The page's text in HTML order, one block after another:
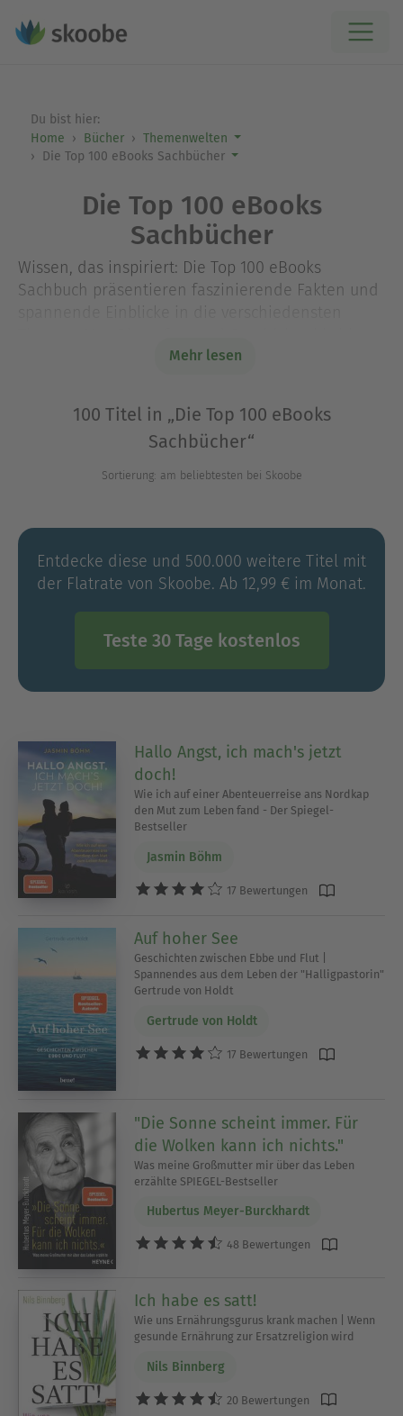
Du bist hier:
Home
Bücher
Themenwelten
Die Top 100 eBooks Sachbücher
Die Top 100 eBooks
Sachbücher
Wissen, das inspiriert: Die Top 100 eBooks
Sachbuch präsentieren faszinierende Fakten und
Wissenschaft und Gesellschaft – diese eBooks
wissbegierige Leser:innen.
Mehr lesen
100 Titel in „Die Top 100 eBooks
Sachbücher“
Sortierung: am beliebtesten bei Skoobe
Entdecke diese und 500.000 weitere Titel mit
der Flatrate von Skoobe. Ab 12,99 € im Monat.
Teste 30 Tage kostenlos
Hallo Angst, ich mach's jetzt
doch!
Wie ich auf einer Abenteuerreise ans Nordkap
den Mut zum Leben fand - Der Spiegel-
Bestseller
Jasmin Böhm
17 Bewertungen
Auf hoher See
Geschichten zwischen Ebbe und Flut |
Spannendes aus dem Leben der "Halligpastorin"
Gertrude von Holdt
Gertrude von Holdt
17 Bewertungen
"Die Sonne scheint immer. Für
die Wolken kann ich nichts."
Was meine Großmutter mir über das Leben
erzählte SPIEGEL-Bestseller
Hubertus Meyer-Burckhardt
48 Bewertungen
Ich habe es satt!
Wie uns Ernährungsgurus krank machen | Wenn
gesunde Ernährung zur Ersatzreligion wird
Nils Binnberg
20 Bewertungen